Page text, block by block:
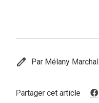
edit Par Mélany Marchal
Partager cet article